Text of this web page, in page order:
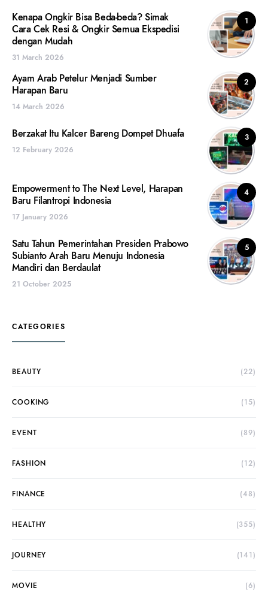
1
Kenapa Ongkir Bisa Beda-beda? Simak
Cara Cek Resi & Ongkir Semua Ekspedisi
dengan Mudah
31 March 2026
2
Ayam Arab Petelur Menjadi Sumber
Harapan Baru
14 March 2026
3
Berzakat Itu Kalcer Bareng Dompet Dhuafa
12 February 2026
4
Empowerment to The Next Level, Harapan
Baru Filantropi Indonesia
17 January 2026
5
Satu Tahun Pemerintahan Presiden Prabowo
Subianto Arah Baru Menuju Indonesia
Mandiri dan Berdaulat
21 October 2025
CATEGORIES
BEAUTY (22)
COOKING (15)
EVENT (89)
FASHION (12)
FINANCE (48)
HEALTHY (355)
JOURNEY (141)
MOVIE (6)